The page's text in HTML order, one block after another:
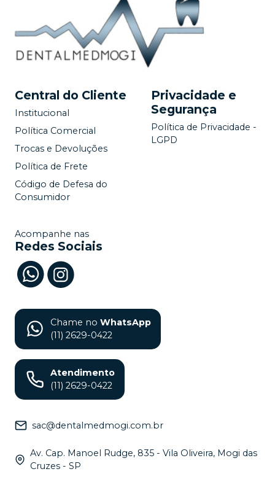
Central do Cliente
Institucional
Política Comercial
Trocas e Devoluções
Política de Frete
Código de Defesa do
Consumidor
Privacidade e
Segurança
Política de Privacidade -
LGPD
Acompanhe nas
Redes Sociais
Chame no WhatsApp
(11) 2629-0422
Atendimento
(11) 2629-0422
sac@dentalmedmogi.com.br
Av. Cap. Manoel Rudge, 835 - Vila Oliveira, Mogi das
Cruzes - SP